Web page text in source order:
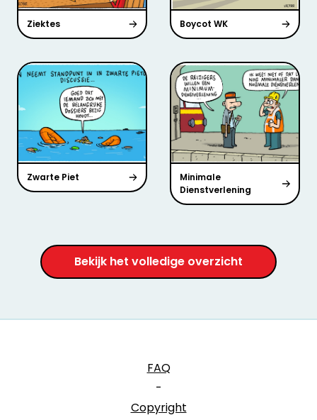
Ziektes Boycot WK
Zwarte Piet
Minimale
Dienstverlening
Bekijk het volledige overzicht
FAQ
-
Copyright